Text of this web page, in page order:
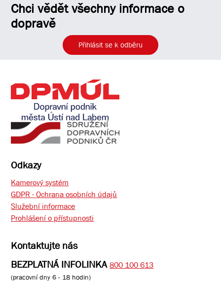
Chci vědět všechny informace o
dopravě
Přihlásit se k odběru
Odkazy
Kamerový systém
GDPR - Ochrana osobních údajů
Služební informace
Prohlášení o přístupnosti
Kontaktujte nás
BEZPLATNÁ INFOLINKA 800 100 613
(pracovní dny 6 - 18 hodin)